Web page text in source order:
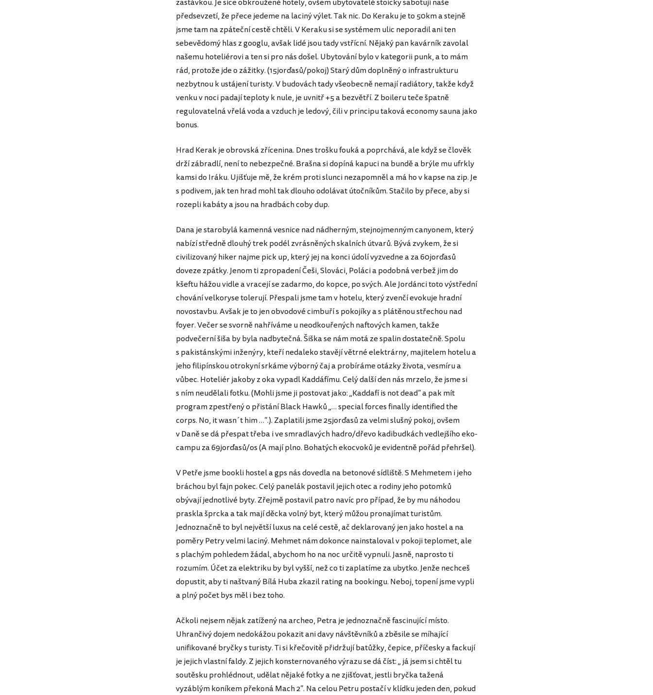
zastávkou. Je sice obkroužené hotely, ovšem ubytovatelé stoicky sabotují naše
předsevzetí, že přece jedeme na laciný výlet. Tak nic. Do Keraku je to 50km a stejně
jsme tam na zpáteční cestě chtěli. V Keraku si se systémem ulic neporadil ani ten
sebevědomý hlas z googlu, avšak lidé jsou tady vstřícní. Nějaký pan kavárník zavolal
našemu hoteliérovi a ten si pro nás došel. Ubytování bylo v kategorii punk, a to mám
rád, protože jde o zážitky. (15jorďasů/pokoj) Starý dům doplněný o infrastrukturu
nezbytnou k ustájení turisty. V budovách tady všeobecně nemají radiátory, takže když
venku v noci padají teploty k nule, je uvnitř +5 a bezvětří. Z boileru teče špatně
regulovatelná vřelá voda a vzduch je ledový, čili v principu taková economy sauna jako
bonus.
Hrad Kerak je obrovská zřícenina. Dnes trošku fouká a poprchává, ale když se člověk
drží zábradlí, není to nebezpečné. Brašna si dopíná kapuci na bundě a brýle mu ufrkly
kamsi do Iráku. Ujišťuje mě, že krém proti slunci nezapomněl a má ho v kapse na zip. Je
s podivem, jak ten hrad mohl tak dlouho odolávat útočníkům. Stačilo by přece, aby si
rozepli kabáty a jsou na hradbách coby dup.
Dana je starobylá kamenná vesnice nad nádherným, stejnojmenným canyonem, který
nabízí středně dlouhý trek podél zvrásněných skalních útvarů. Bývá zvykem, že si
civilizovaný hiker najme pick up, který jej na konci údolí vyzvedne a za 60jorďasů
doveze zpátky. Jenom ti zpropadení Češi, Slováci, Poláci a podobná verbež jim do
kšeftu hážou vidle a vracejí se zadarmo, do kopce, po svých. Ale Jordánci toto výstřední
chování velkoryse tolerují. Přespali jsme tam v hotelu, který zvenčí evokuje hradní
novostavbu. Avšak je to jen obvodové cimbuří s pokojíky a s plátěnou střechou nad
foyer. Večer se svorně nahříváme u neodkouřených naftových kamen, takže
podvečerní šiša by byla nadbytečná. Šiška se nám motá ze spalin dostatečně. Spolu
s pakistánskými inženýry, kteří nedaleko stavějí větrné elektrárny, majitelem hotelu a
jeho filipínskou otrokyní srkáme výborný čaj a probíráme otázky života, vesmíru a
vůbec. Hoteliér jakoby z oka vypadl Kaddáfímu. Celý další den nás mrzelo, že jsme si
s ním neudělali fotku. (Mohli jsme ji postovat jako: „Kaddafí is not dead“ a pak mít
program zpestřený o přistání Black Hawků „… special forces finally identified the
corps. No, it wasn´t him …“.). Zaplatili jsme 25jorďasů za velmi slušný pokoj, ovšem
v Daně se dá přespat třeba i ve smradlavých hadro/dřevo kadibudkách vedlejšího eko-
campu za 69jorďasů/os (A mají plno. Bohatých ekocvoků je evidentně pořád přehršel).
V Petře jsme bookli hostel a gps nás dovedla na betonové sídliště. S Mehmetem i jeho
bráchou byl fajn pokec. Celý panelák postavil jejich otec a rodiny jeho potomků
obývají jednotlivé byty. Zřejmě postavil patro navíc pro případ, že by mu náhodou
praskla šprcka a tak mají děcka volný byt, který můžou pronajímat turistům.
Jednoznačně to byl největší luxus na celé cestě, ač deklarovaný jen jako hostel a na
poměry Petry velmi laciný. Mehmet nám dokonce nainstaloval v pokoji teplomet, ale
s plachým pohledem žádal, abychom ho na noc určitě vypnuli. Jasně, naprosto ti
rozumím. Účet za elektriku by byl vyšší, než co ti zaplatíme za ubytko. Jenže nechceš
dopustit, aby ti naštvaný Bílá Huba zkazil rating na bookingu. Neboj, topení jsme vypli
a plný počet bys měl i bez toho.
Ačkoli nejsem nějak zatížený na archeo, Petra je jednoznačně fascinující místo.
Uhrančivý dojem nedokážou pokazit ani davy návštěvníků a zběsile se míhající
unifikované bryčky s turisty. Ti si křečovitě přidržují batůžky, čepice, příčesky a fackují
je jejich vlastní faldy. Z jejich konsternovaného výrazu se dá číst: „ já jsem si chtěl tu
soutěsku prohlédnout, udělat nějaké fotky a ne zjišťovat, jestli bryčka tažená
vyzáblým koníkem překoná Mach 2“. Na celou Petru postačí v klídku jeden den, pokud